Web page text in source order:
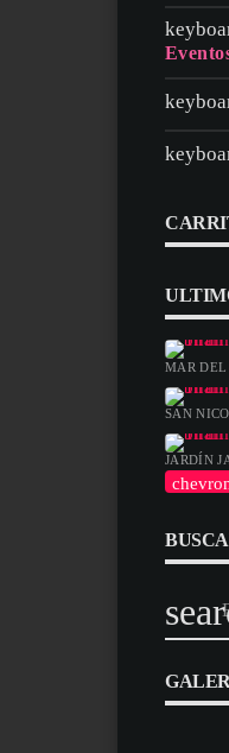
MAR DEL
SAN
JARDÍN